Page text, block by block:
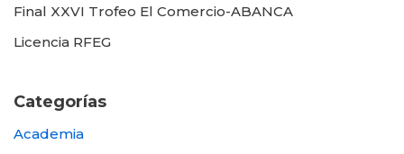
Final XXVI Trofeo El Comercio-ABANCA
Licencia RFEG
Categorías
Academia